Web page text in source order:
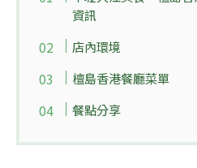
資訊
店內環境
檀島香港餐廳菜單
餐點分享